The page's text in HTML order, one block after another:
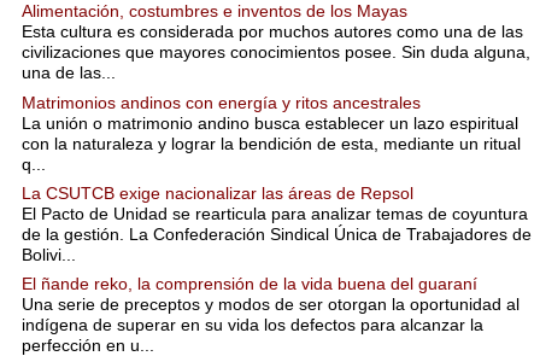
Alimentación, costumbres e inventos de los Mayas
Esta cultura es considerada por muchos autores como una de las
civilizaciones que mayores conocimientos posee. Sin duda alguna,
una de las...
Matrimonios andinos con energía y ritos ancestrales
La unión o matrimonio andino busca establecer un lazo espiritual
con la naturaleza y lograr la bendición de esta, mediante un ritual
q...
La CSUTCB exige nacionalizar las áreas de Repsol
El Pacto de Unidad se rearticula para analizar temas de coyuntura
de la gestión. La Confederación Sindical Única de Trabajadores de
Bolivi...
El ñande reko, la comprensión de la vida buena del guaraní
Una serie de preceptos y modos de ser otorgan la oportunidad al
indígena de superar en su vida los defectos para alcanzar la
perfección en u...